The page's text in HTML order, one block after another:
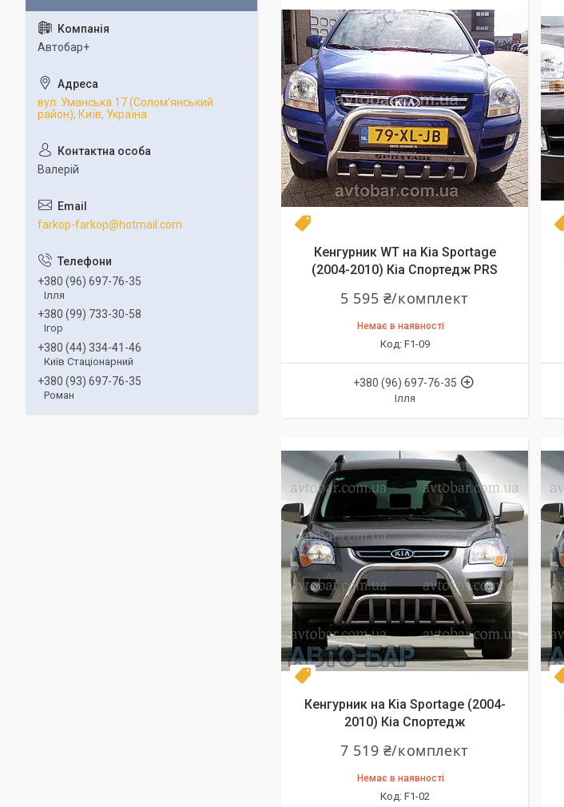
Кенгурник WT на Kia Sportage
(2004-2010) Кіа Спортедж PRS
5 595 ₴/комплект
Немає в наявності
F1-09
+380 (96) 697-76-35
Ілля
Кенгурник на Kia Sportage (2004-
2010) Кіа Спортедж
7 519 ₴/комплект
Немає в наявності
F1-02
Автобар+
вул. Уманська 17 (Солом'янський
район), Київ, Україна
Валерій
farkop-farkop@hotmail.com
+380 (96) 697-76-35
Ілля
+380 (99) 733-30-58
Ігор
+380 (44) 334-41-46
Київ Стаціонарний
+380 (93) 697-76-35
Роман